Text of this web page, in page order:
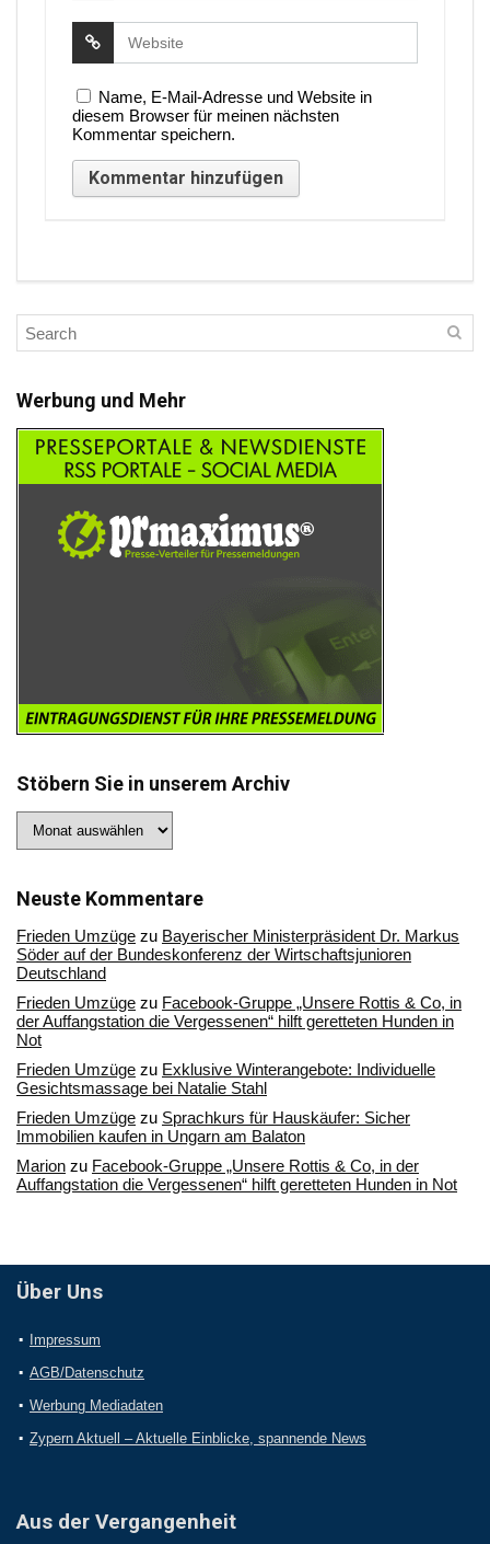
Name, E-Mail-Adresse und Website in
diesem Browser für meinen nächsten
Kommentar speichern.
Werbung und Mehr
Stöbern Sie in unserem Archiv
Sie
Archiv
Neuste Kommentare
Frieden Umzüge zu Bayerischer Ministerpräsident Dr. Markus
Söder auf der Bundeskonferenz der Wirtschaftsjunioren
Deutschland
Frieden Umzüge zu Facebook-Gruppe „Unsere Rottis & Co, in
der Auffangstation die Vergessenen“ hilft geretteten Hunden in
Not
Frieden Umzüge zu Exklusive Winterangebote: Individuelle
Gesichtsmassage bei Natalie Stahl
Frieden Umzüge zu Sprachkurs für Hauskäufer: Sicher
Immobilien kaufen in Ungarn am Balaton
Marion zu Facebook-Gruppe „Unsere Rottis & Co, in der
Auffangstation die Vergessenen“ hilft geretteten Hunden in Not
Über Uns
Impressum
AGB/Datenschutz
Werbung Mediadaten
Zypern Aktuell – Aktuelle Einblicke, spannende News
Aus der Vergangenheit